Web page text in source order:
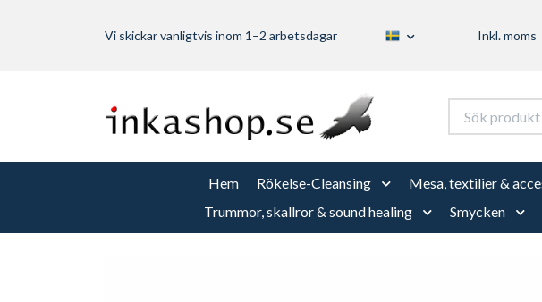
Vi skickar vanligtvis inom 1–2 arbetsdagar Inkl. moms
Hem Rökelse-Cleansing Mesa, textilier &
Trummor, skallror & sound healing
Smycken